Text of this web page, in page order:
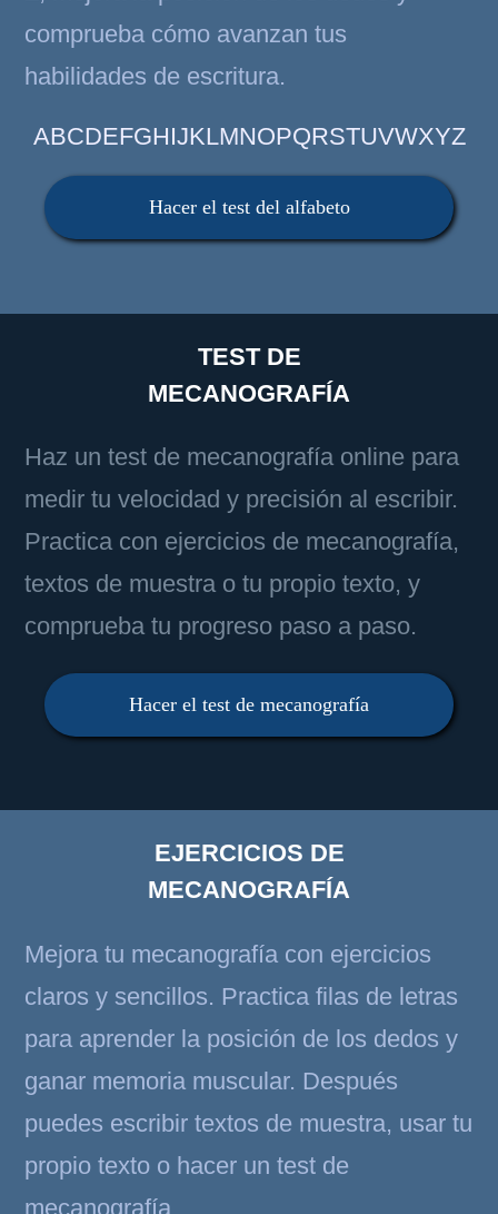
comprueba cómo avanzan tus
habilidades de escritura.
ABCDEFGHIJKLMNOPQRSTUVWXYZ
Hacer el test del alfabeto
TEST DE
MECANOGRAFÍA
Haz un test de mecanografía online para
medir tu velocidad y precisión al escribir.
Practica con ejercicios de mecanografía,
textos de muestra o tu propio texto, y
comprueba tu progreso paso a paso.
Hacer el test de mecanografía
EJERCICIOS DE
MECANOGRAFÍA
Mejora tu mecanografía con ejercicios
claros y sencillos. Practica filas de letras
para aprender la posición de los dedos y
ganar memoria muscular. Después
puedes escribir textos de muestra, usar tu
propio texto o hacer un test de
mecanografía.